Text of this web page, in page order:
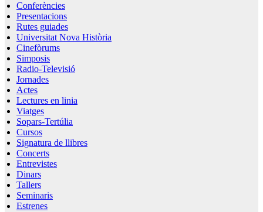
Conferències
Presentacions
Rutes guiades
Universitat Nova Història
Cinefòrums
Simposis
Radio-Televisió
Jornades
Actes
Lectures en linia
Viatges
Sopars-Tertúlia
Cursos
Signatura de llibres
Concerts
Entrevistes
Dinars
Tallers
Seminaris
Estrenes